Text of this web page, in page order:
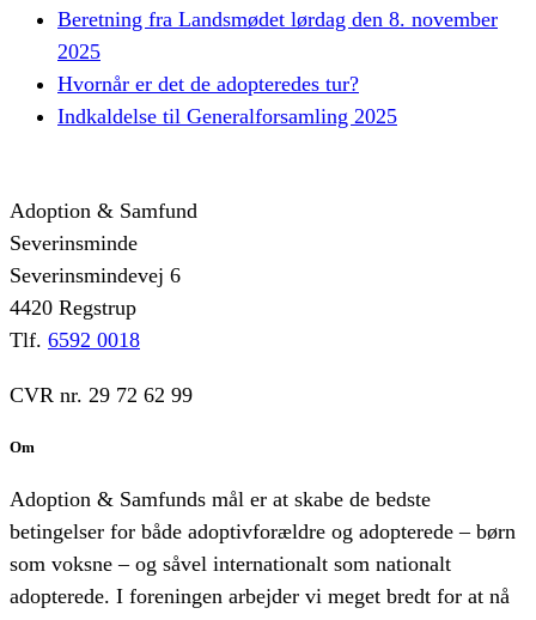
Beretning fra Landsmødet lørdag den 8. november
2025
Hvornår er det de adopteredes tur?
Indkaldelse til Generalforsamling 2025
Adoption & Samfund
Severinsminde
Severinsmindevej 6
4420 Regstrup
Tlf. 6592 0018
CVR nr. 29 72 62 99
Om
Adoption & Samfunds mål er at skabe de bedste
betingelser for både adoptivforældre og adopterede – børn
som voksne – og såvel internationalt som nationalt
adopterede. I foreningen arbejder vi meget bredt for at nå